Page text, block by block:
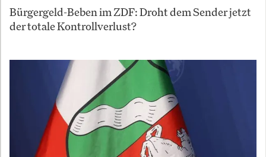
Bürgergeld-Beben im ZDF: Droht dem Sender jetzt
der totale Kontrollverlust?